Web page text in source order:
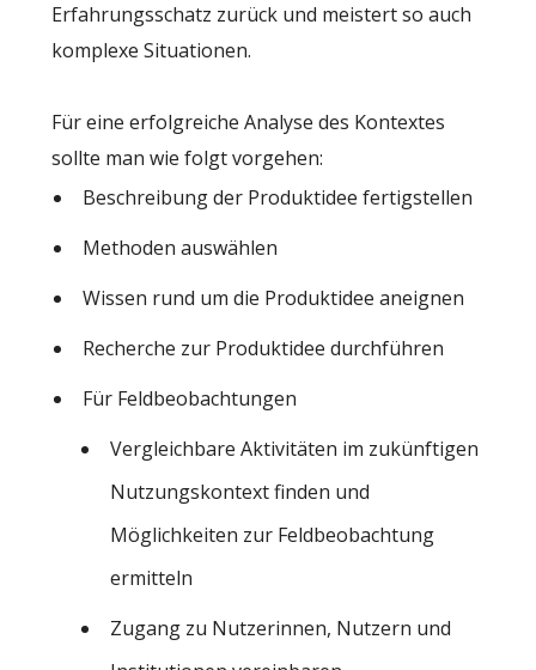
Erfahrungsschatz zurück und meistert so auch
komplexe Situationen.
Für eine erfolgreiche Analyse des Kontextes
sollte man wie folgt vorgehen:
Beschreibung der Produktidee fertigstellen
Methoden auswählen
Wissen rund um die Produktidee aneignen
Recherche zur Produktidee durchführen
Für Feldbeobachtungen
Vergleichbare Aktivitäten im zukünftigen
Nutzungskontext finden und
Möglichkeiten zur Feldbeobachtung
ermitteln
Zugang zu Nutzerinnen, Nutzern und